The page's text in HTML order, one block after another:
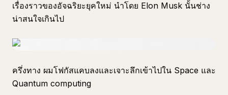
เรื่องราวของอัจฉริยะยุคใหม่ นำโดย Elon Musk นั้นช่าง
น่าสนใจเกินไป
ครึ่งทาง ผมโฟกัสแคบลงและเจาะลึกเข้าไปใน Space และ
Quantum computing